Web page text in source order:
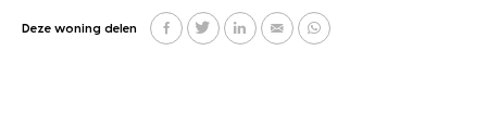
Deze woning delen